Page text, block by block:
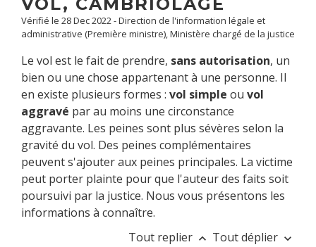
Vérifié le 28 Dec 2022 - Direction de l'information légale et
administrative (Première ministre), Ministère chargé de la justice
Le vol est le fait de prendre, sans autorisation, un
bien ou une chose appartenant à une personne. Il
en existe plusieurs formes : vol simple ou vol
aggravé par au moins une circonstance
aggravante. Les peines sont plus sévères selon la
gravité du vol. Des peines complémentaires
peuvent s'ajouter aux peines principales. La victime
peut porter plainte pour que l'auteur des faits soit
poursuivi par la justice. Nous vous présentons les
informations à connaître.
Tout replier keyboard_arrow_up Tout déplier keyboard_arrow_down